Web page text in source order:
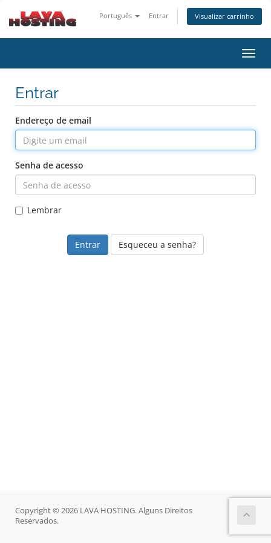
Português Entrar Visualizar carrinho
Entrar
Endereço de email
Senha de acesso
Lembrar
Esqueceu a senha?
Copyright © 2026 LAVA HOSTING. Alguns Direitos
Reservados.